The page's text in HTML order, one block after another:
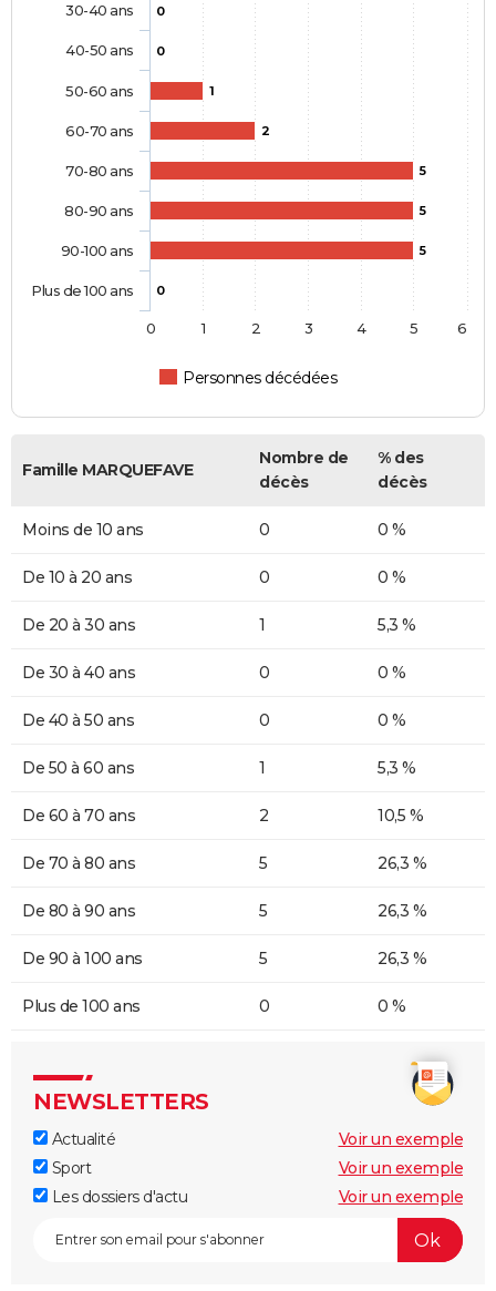
0
0
1
2
5
5
5
0
Personnes décédées
30-40 ans
40-50 ans
50-60 ans
60-70 ans
70-80 ans
80-90 ans
90-100 ans
Plus de 100 ans
0 1 2 3 4 5 6
Famille MARQUEFAVE
Nombre de
décès
% des
décès
Moins de 10 ans 0 0 %
De 10 à 20 ans 0 0 %
De 20 à 30 ans 1 5,3 %
De 30 à 40 ans 0 0 %
De 40 à 50 ans 0 0 %
De 50 à 60 ans 1 5,3 %
De 60 à 70 ans 2 10,5 %
De 70 à 80 ans 5 26,3 %
De 80 à 90 ans 5 26,3 %
De 90 à 100 ans 5 26,3 %
Plus de 100 ans 0 0 %
NEWSLETTERS
Actualité
Voir un exemple
Sport
Voir un exemple
Les dossiers d'actu
Voir un exemple